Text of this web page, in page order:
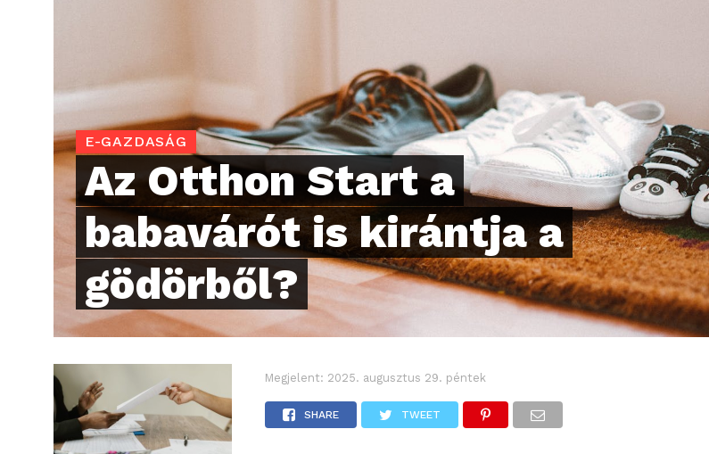
E-GAZDASÁG
Az Otthon Start a
babavárót is kirántja a
gödörből?
Megjelent: 2025. augusztus 29. péntek
SHARE TWEET